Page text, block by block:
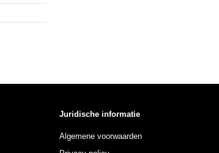
Juridische informatie
Algemene voorwaarden